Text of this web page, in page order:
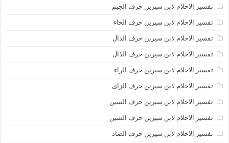
تفسير الاحلام لابن سيرين حرف الجيم
تفسير الاحلام لابن سيرين حرف الحاء
تفسير الاحلام لابن سيرين حرف الدال
تفسير الاحلام لابن سيرين حرف الذال
تفسير الاحلام لابن سيرين حرف الراء
تفسير الاحلام لابن سيرين حرف الزاى
تفسير الاحلام لابن سيرين حرف السين
تفسير الاحلام لابن سيرين حرف الشين
تفسير الاحلام لابن سيرين حرف الصاد